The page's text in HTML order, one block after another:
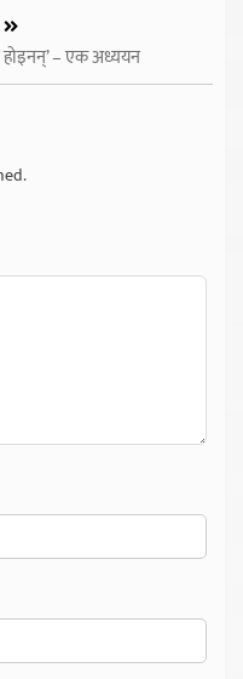
– एक अध्ययन